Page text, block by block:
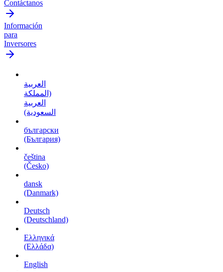
Contáctanos
Información
para
Inversores
العربية
(المملكة
العربية
السعودية)
български
(България)
čeština
(Česko)
dansk
(Danmark)
Deutsch
(Deutschland)
Ελληνικά
(Ελλάδα)
English